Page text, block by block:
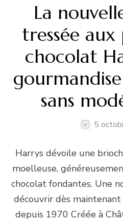
La
tressée
chocolat
sans
5
Harrys dévoile une
moelleuse,
chocolat fondantes. Une
découvrir dès
depuis 1970 Créée à